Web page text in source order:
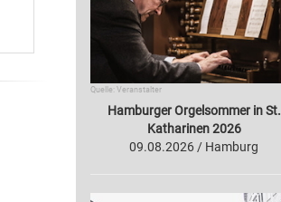
Quelle: Veranstalter
Hamburger Orgelsommer in St.
Katharinen 2026
09.08.2026 / Hamburg